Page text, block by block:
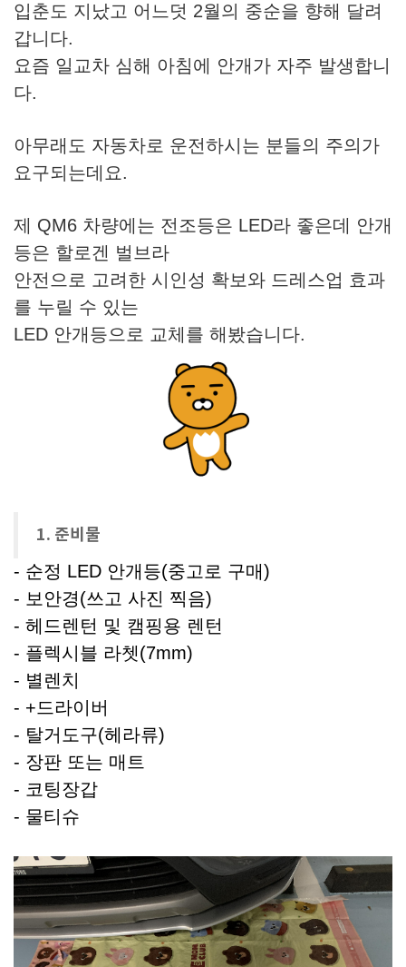
입춘도 지났고 어느덧 2월의 중순을 향해 달려
갑니다.
요즘 일교차 심해 아침에 안개가 자주 발생합니
다.
아무래도 자동차로 운전하시는 분들의 주의가
요구되는데요.
제 QM6 차량에는 전조등은 LED라 좋은데 안개
등은 할로겐 벌브라
안전으로 고려한 시인성 확보와 드레스업 효과
를 누릴 수 있는
LED 안개등으로 교체를 해봤습니다.
1. 준비물
- 순정 LED 안개등(중고로 구매)
- 보안경(쓰고 사진 찍음)
- 헤드렌턴 및 캠핑용 렌턴
- 플렉시블 라쳇(7mm)
- 별렌치
- +드라이버
- 탈거도구(헤라류)
- 장판 또는 매트
- 코팅장갑
- 물티슈